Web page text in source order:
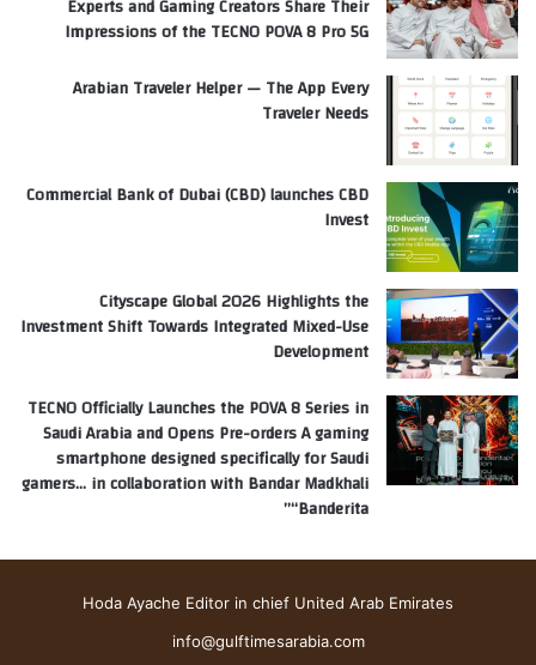
Experts and Gaming Creators Share Their
Impressions of the TECNO POVA 8 Pro 5G
Arabian Traveler Helper — The App Every
Traveler Needs
Commercial Bank of Dubai (CBD) launches CBD
Invest
Cityscape Global 2026 Highlights the
Investment Shift Towards Integrated Mixed-Use
Development
TECNO Officially Launches the POVA 8 Series in
Saudi Arabia and Opens Pre-orders A gaming
smartphone designed specifically for Saudi
gamers… in collaboration with Bandar Madkhali
“Banderita”
Hoda Ayache Editor in chief United Arab Emirates
info@gulftimesarabia.com